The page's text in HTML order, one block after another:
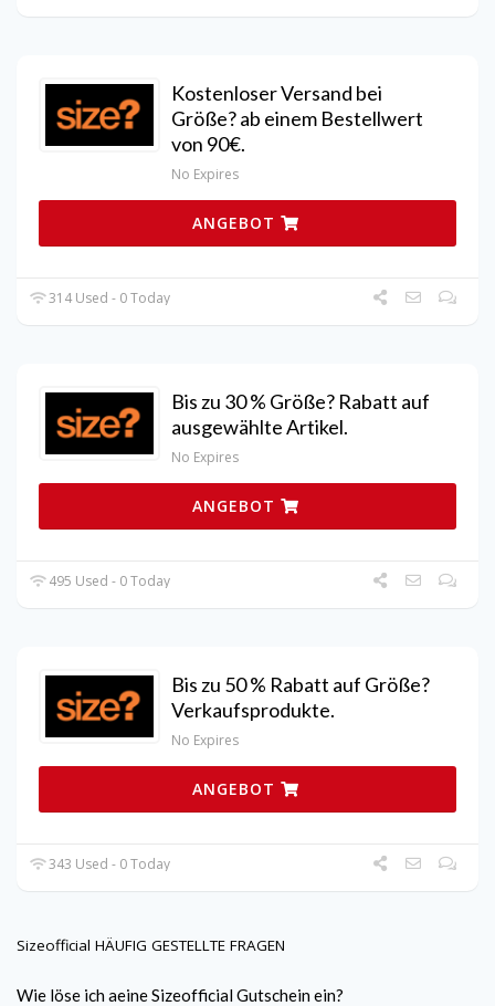
Kostenloser Versand bei
Größe? ab einem Bestellwert
von 90€.
No Expires
ANGEBOT
314 Used - 0 Today
Bis zu 30 % Größe? Rabatt auf
ausgewählte Artikel.
No Expires
ANGEBOT
495 Used - 0 Today
Bis zu 50 % Rabatt auf Größe?
Verkaufsprodukte.
No Expires
ANGEBOT
343 Used - 0 Today
Sizeofficial HÄUFIG GESTELLTE FRAGEN
Wie löse ich aeineSizeofficialGutschein ein?